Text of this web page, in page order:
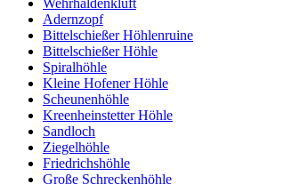
Adernzopf
Bittelschießer Höhlenruine
Bittelschießer Höhle
Spiralhöhle
Kleine Hofener Höhle
Scheunenhöhle
Kreenheinstetter Höhle
Sandloch
Ziegelhöhle
Friedrichshöhle
Große Schreckenhöhle